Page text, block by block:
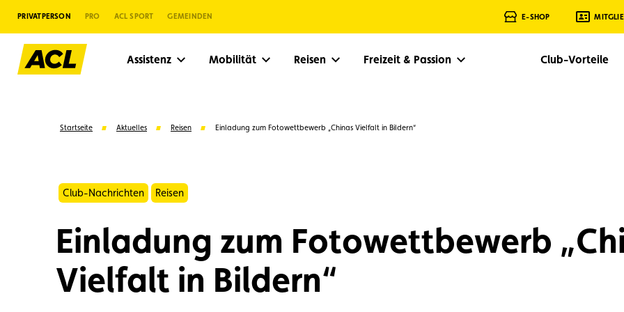
PRIVATPERSON PRO ACL SPORT GEMEINDEN E-SHOP
Assistenz Mobilität Reisen Freizeit & Passion Club-Vorteile
Vorschläge
Startseite Aktuelles Reisen Einladung zum Fotowettbewerb „Chinas Vielfalt in Bildern“
Club-Nachrichten Reisen
Einladung zum Fotowettbewerb
Vielfalt in Bildern“